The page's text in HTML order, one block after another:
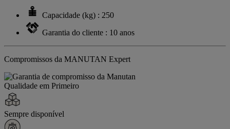
Capacidade (kg) : 250
Garantia do cliente : 10 anos
Compromissos da MANUTAN Expert
Qualidade em Primeiro
Sempre disponível